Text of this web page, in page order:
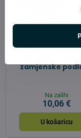
Vacuum H40/
zamjenske
Na zalihi
10,06 €
U košaricu